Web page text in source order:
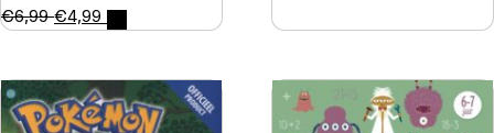
€6,99 €4,99